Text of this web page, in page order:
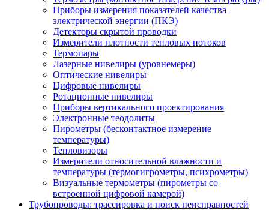
Приборы измерения показателей качества
электрической энергии (ПКЭ)
Детекторы скрытой проводки
Измерители плотности тепловых потоков
Термопары
Лазерные нивелиры (уровнемеры)
Оптические нивелиры
Цифровые нивелиры
Ротационные нивелиры
Приборы вертикального проектирования
Электронные теодолиты
Пирометры (бесконтактное измерение
температуры)
Тепловизоры
Измерители относительной влажности и
температуры (термогигрометры, психрометры)
Визуальные термометры (пирометры со
встроенной цифровой камерой)
Трубопроводы: трассировка и поиск неисправностей